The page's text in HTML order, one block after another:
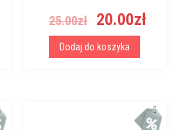
25.00zł
Pierwotna
cena
wynosiła:
20.00zł
Dodaj do koszyka